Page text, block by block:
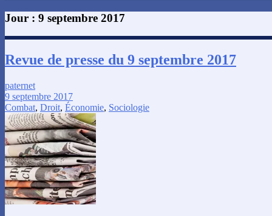
Jour : 9 septembre 2017
Revue de presse du 9 septembre 2017
paternet
9 septembre 2017
Combat, Droit, Économie, Sociologie